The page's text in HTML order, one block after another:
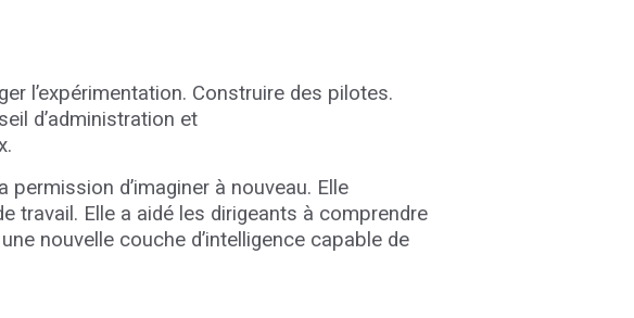
l’expérimentation. Construire des pilotes.
d’administration et
d’imaginer à nouveau. Elle
travail. Elle a aidé les dirigeants à comprendre
nouvelle couche d’intelligence capable de